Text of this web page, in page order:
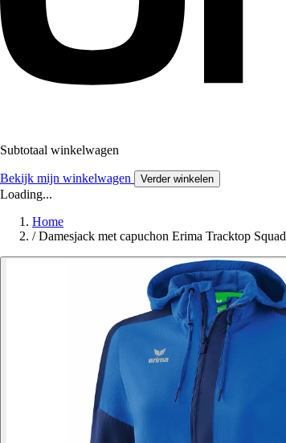
Subtotaal winkelwagen
Bekijk mijn winkelwagen Verder winkelen
Loading...
Home
/ Damesjack met capuchon Erima Tracktop Squad